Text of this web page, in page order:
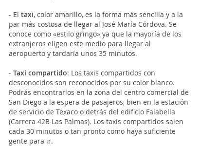
- El taxi, color amarillo, es la forma más sencilla y a la
par más costosa de llegar al José María Córdova. Se
conoce como «estilo gringo» ya que la mayoría de los
extranjeros eligen este medio para llegar al
aeropuerto y tardaría unos 35 minutos.
- Taxi compartido: Los taxis compartidos con
desconocidos son reconocidos por su color blanco.
Podrás encontrarlos en la zona del centro comercial de
San Diego a la espera de pasajeros, bien en la estación
de servicio de Texaco o detrás del edificio Falabella
(Carrera 42B Las Palmas). Los taxis compartidos salen
cada 30 minutos o tan pronto como haya suficiente
gente para ir.